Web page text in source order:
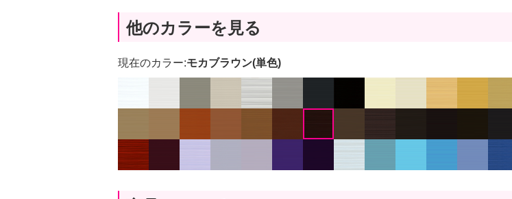
他のカラーを見る
現在のカラー:モカブラウン(単色)